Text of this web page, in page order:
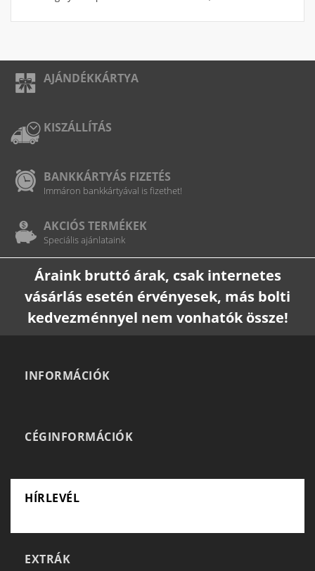
AJÁNDÉKKÁRTYA
KISZÁLLÍTÁS
BANKKÁRTYÁS FIZETÉS
Immáron bankkártyával is fizethet!
AKCIÓS TERMÉKEK
Speciális ajánlataink
Áraink bruttó árak, csak internetes
vásárlás esetén érvényesek, más bolti
kedvezménnyel nem vonhatók össze!
INFORMÁCIÓK
CÉGINFORMÁCIÓK
HÍRLEVÉL
EXTRÁK